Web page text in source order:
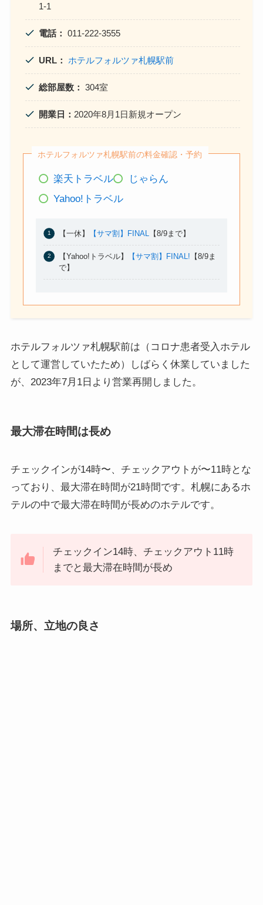
1-1
電話： 011-222-3555
URL： ホテルフォルツァ札幌駅前
総部屋数： 304室
開業日： 2020年8月1日新規オープン
ホテルフォルツァ札幌駅前の料金確認・予約
楽天トラベル
じゃらん
Yahoo!トラベル
【一休】 【サマ割】FINAL 【8/9まで】
【Yahoo!トラベル】 【サマ割】FINAL! 【8/9ま
で】
ホテルフォルツァ札幌駅前は（コロナ患者受入ホテル
として運営していたため）しばらく休業していました
が、2023年7月1日より営業再開しました。
最大滞在時間は長め
チェックインが14時〜、チェックアウトが〜11時とな
っており、最大滞在時間が21時間です。札幌にあるホ
テルの中で最大滞在時間が長めのホテルです。
チェックイン14時、チェックアウト11時
までと最大滞在時間が長め
場所、立地の良さ